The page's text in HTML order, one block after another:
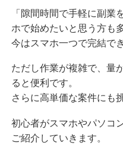
「隙間時間で手軽に副業
ホで始めたいと思う方も
今はスマホ一つで完結で
ただし作業が複雑で、量
ると便利です。
さらに高単価な案件にも
初心者がスマホやパソコ
ご紹介していきます。